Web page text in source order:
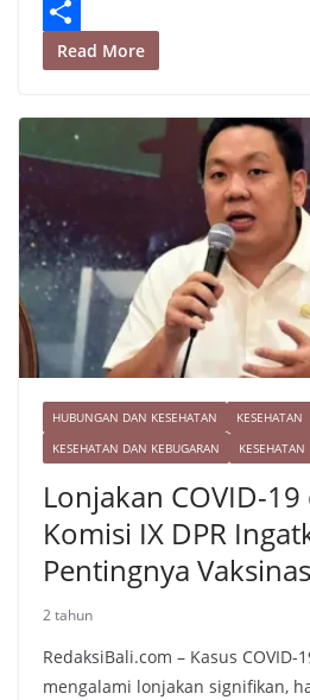
pte
r
e
s
i
l
p
y
L
i
k
a
r
Read More
HUBUNGAN DAN KESEHATAN
KESEHATAN
KESEHATAN DAN KEBUGARAN
Lonjakan COVID-
Komisi IX DPR
Pentingnya
2 tahun
RedaksiBali.com – Kasus COVID-
mengalami lonjakan signifikan,